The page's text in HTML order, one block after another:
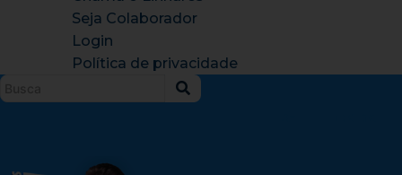
Seja Colaborador
Login
Política de privacidade